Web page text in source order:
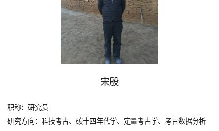
宋殷
职称： 研究员
研究方向： 科技考古、碳十四年代学、定量考古学、考古数据分析